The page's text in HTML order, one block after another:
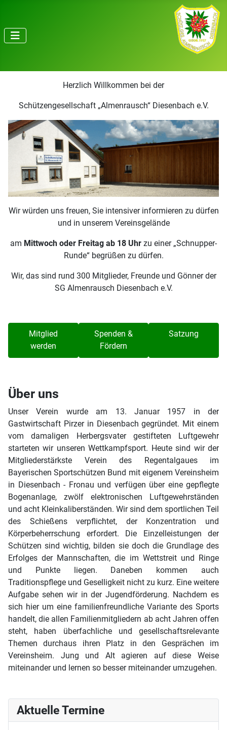
Herzlich Willkommen bei der
Schützengesellschaft „Almenrausch“ Diesenbach e.V.
Wir würden uns freuen, Sie intensiver informieren zu dürfen
und in unserem Vereinsgelände
am Mittwoch oder Freitag ab 18 Uhr zu einer „Schnupper-
Runde“ begrüßen zu dürfen.
Wir, das sind rund 300 Mitglieder, Freunde und Gönner der
SG Almenrausch Diesenbach e.V.
Mitglied
werden
Spenden &
Fördern
Satzung
Über uns
Unser Verein wurde am 13. Januar 1957 in der
Gastwirtschaft Pirzer in Diesenbach gegründet. Mit einem
vom damaligen Herbergsvater gestifteten Luftgewehr
starteten wir unseren Wettkampfsport. Heute sind wir der
Mitgliederstärkste Verein des Regentalgaues im
Bayerischen Sportschützen Bund mit eigenem Vereinsheim
in Diesenbach - Fronau und verfügen über eine gepflegte
Bogenanlage, zwölf elektronischen Luftgewehrständen
und acht Kleinkaliberständen. Wir sind dem sportlichen Teil
des Schießens verpflichtet, der Konzentration und
Körperbeherrschung erfordert. Die Einzelleistungen der
Schützen sind wichtig, bilden sie doch die Grundlage des
Erfolges der Mannschaften, die im Wettstreit und Ringe
und Punkte liegen. Daneben kommen auch
Traditionspflege und Geselligkeit nicht zu kurz. Eine weitere
Aufgabe sehen wir in der Jugendförderung. Nachdem es
sich hier um eine familienfreundliche Variante des Sports
handelt, die allen Familienmitgliedern ab acht Jahren offen
steht, haben überfachliche und gesellschaftsrelevante
Themen durchaus ihren Platz in den Gesprächen im
Vereinsheim. Jung und Alt agieren auf diese Weise
miteinander und lernen so besser miteinander umzugehen.
Aktuelle Termine